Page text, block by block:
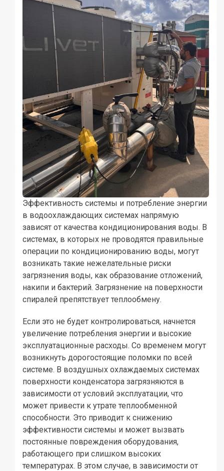
Эффективность системы и потребление энергии
в водоохлаждающих системах напрямую
зависят от качества кондиционирования воды. В
системах, в которых не проводятся правильные
операции по кондиционированию воды, могут
возникать такие нежелательные риски
загрязнения воды, как образование отложений,
накипи и бактерий. Загрязнение на поверхности
спиралей препятствует теплообмену.
Если это не будет контролироваться, начнется
увеличение потребления энергии и высокие
эксплуатационные расходы. Со временем могут
возникнуть дорогостоящие поломки по всей
системе. В воздушных охлаждаемых системах
поверхности конденсатора загрязняются в
зависимости от условий эксплуатации, что
может привести к утрате теплообменной
способности. Это приводит к снижению
эффективности системы и может вызвать
постоянные повреждения оборудования,
работающего при слишком высоких
температурах. В этом случае, в зависимости от